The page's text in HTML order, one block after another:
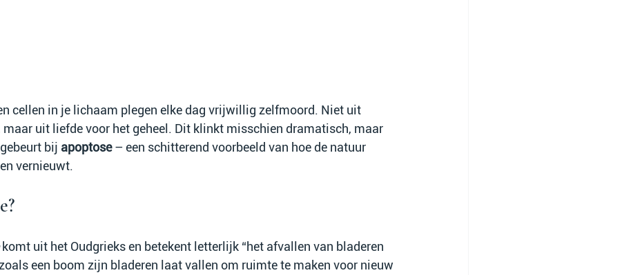
cellen in je lichaam plegen elke dag vrijwillig zelfmoord. Niet uit
uit liefde voor het geheel. Dit klinkt misschien dramatisch, maar
bij apoptose – een schitterend voorbeeld van hoe de natuur
vernieuwt.
komt uit het Oudgrieks en betekent letterlijk “het afvallen van bladeren
een boom zijn bladeren laat vallen om ruimte te maken voor nieuw